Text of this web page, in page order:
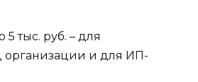
5 тыс. руб. – для
организации и для ИП-